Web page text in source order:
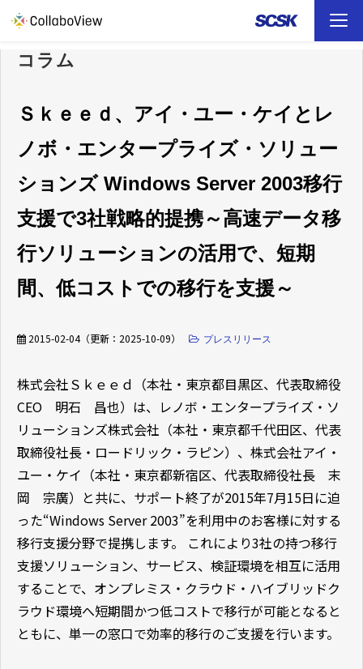
TOP
ソリューション
事例
イベント
ファイル転送 （FAQ）
コラム
Ｓｋｅｅｄ、アイ・ユー・ケイとレ
ノボ・エンタープライズ・ソリュー
ションズ Windows Server 2003移行
支援で3社戦略的提携～高速データ移
行ソリューションの活用で、短期
間、低コストでの移行を支援～
2015-02-04（更新： 2025-10-09） プレスリリース
株式会社Ｓｋｅｅｄ（本社・東京都目黒区、代表取締役
CEO 明石 昌也）は、レノボ・エンタープライズ・ソ
リューションズ株式会社（本社・東京都千代田区、代表
取締役社長・ロードリック・ラピン）、株式会社アイ・
ユー・ケイ（本社・東京都新宿区、代表取締役社長 末
岡 宗廣）と共に、サポート終了が2015年7月15日に迫
った“Windows Server 2003”を利用中のお客様に対する
移行支援分野で提携します。 これにより3社の持つ移行
支援ソリューション、サービス、検証環境を相互に活用
することで、オンプレミス・クラウド・ハイブリッドク
ラウド環境へ短期間かつ低コストで移行が可能となると
ともに、単一の窓口で効率的移行のご支援を行います。